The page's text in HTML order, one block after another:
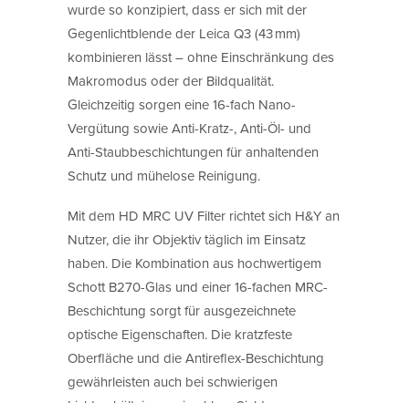
wurde so konzipiert, dass er sich mit der
Gegenlichtblende der Leica Q3 (43 mm)
kombinieren lässt – ohne Einschränkung des
Makromodus oder der Bildqualität.
Gleichzeitig sorgen eine 16-fach Nano-
Vergütung sowie Anti-Kratz-, Anti-Öl- und
Anti-Staubbeschichtungen für anhaltenden
Schutz und mühelose Reinigung.
Mit dem HD MRC UV Filter richtet sich H&Y an
Nutzer, die ihr Objektiv täglich im Einsatz
haben. Die Kombination aus hochwertigem
Schott B270-Glas und einer 16-fachen MRC-
Beschichtung sorgt für ausgezeichnete
optische Eigenschaften. Die kratzfeste
Oberfläche und die Antireflex-Beschichtung
gewährleisten auch bei schwierigen